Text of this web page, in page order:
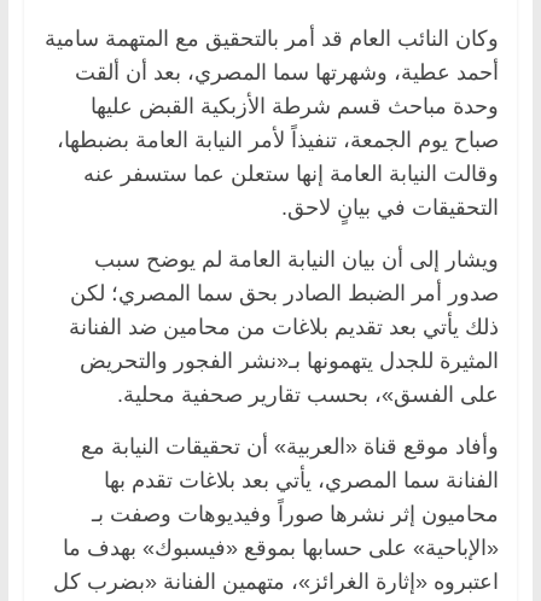
وكان النائب العام قد أمر بالتحقيق مع المتهمة سامية
أحمد عطية، وشهرتها سما المصري، بعد أن ألقت
وحدة مباحث قسم شرطة الأزبكية القبض عليها
صباح يوم الجمعة، تنفيذاً لأمر النيابة العامة بضبطها،
وقالت النيابة العامة إنها ستعلن عما ستسفر عنه
التحقيقات في بيانٍ لاحق.
ويشار إلى أن بيان النيابة العامة لم يوضح سبب
صدور أمر الضبط الصادر بحق سما المصري؛ لكن
ذلك يأتي بعد تقديم بلاغات من محامين ضد الفنانة
المثيرة للجدل يتهمونها بـ«نشر الفجور والتحريض
على الفسق»، بحسب تقارير صحفية محلية.
وأفاد موقع قناة «العربية» أن تحقيقات النيابة مع
الفنانة سما المصري، يأتي بعد بلاغات تقدم بها
محاميون إثر نشرها صوراً وفيديوهات وصفت بـ
«الإباحية» على حسابها بموقع «فيسبوك» بهدف ما
اعتبروه «إثارة الغرائز»، متهمين الفنانة «بضرب كل